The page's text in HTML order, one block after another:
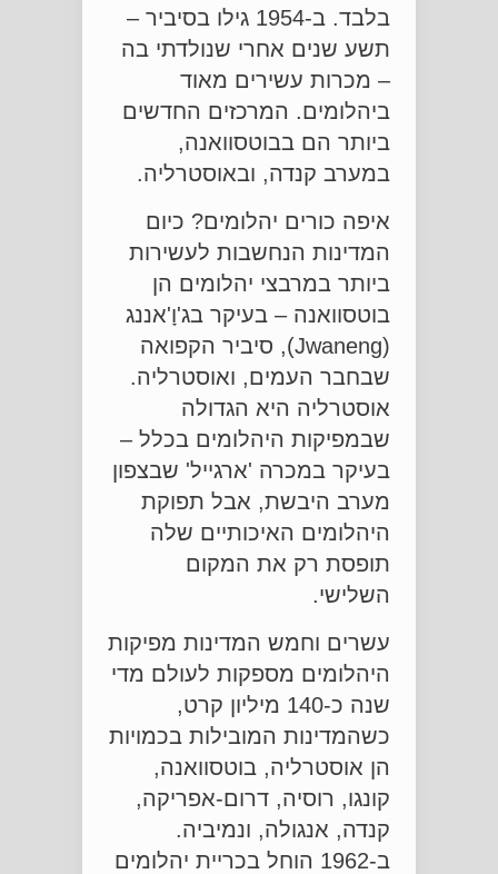
בלבד. ב-1954 גילו בסיביר –
תשע שנים אחרי שנולדתי בה
– מכרות עשירים מאוד
ביהלומים. המרכזים החדשים
ביותר הם בבוטסוואנה,
במערב קנדה, ובאוסטרליה.
איפה כורים יהלומים? כיום
המדינות הנחשבות לעשירות
ביותר במרבצי יהלומים הן
בוטסוואנה – בעיקר בג'וָ'אננג
(Jwaneng), סיביר הקפואה
שבחבר העמים, ואוסטרליה.
אוסטרליה היא הגדולה
שבמפיקות היהלומים בכלל –
בעיקר במכרה 'ארגייל' שבצפון
מערב היבשת, אבל תפוקת
היהלומים האיכותיים שלה
תופסת רק את המקום
השלישי.
עשרים וחמש המדינות מפיקות
היהלומים מספקות לעולם מדי
שנה כ-140 מיליון קרט,
כשהמדינות המובילות בכמויות
הן אוסטרליה, בוטסוואנה,
קונגו, רוסיה, דרום-אפריקה,
קנדה, אנגולה, ונמיביה.
ב-1962 הוחל בכריית יהלומים